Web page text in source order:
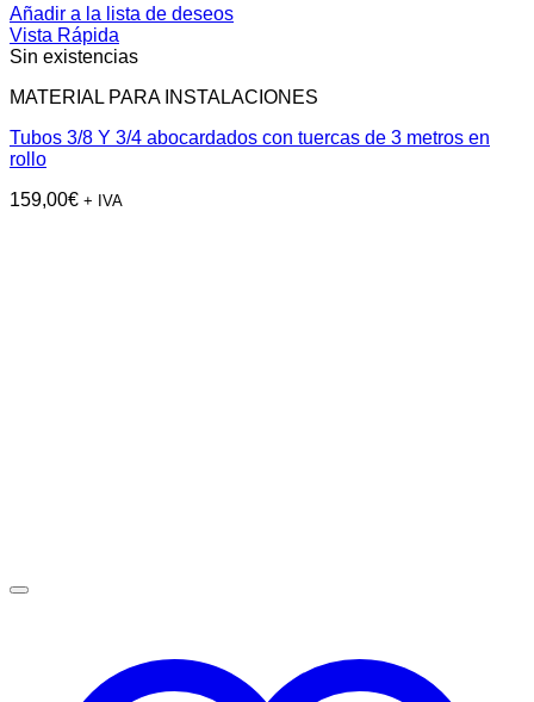
Añadir a la lista de deseos
Vista Rápida
Sin existencias
MATERIAL PARA INSTALACIONES
Tubos 3/8 Y 3/4 abocardados con tuercas de 3 metros en
rollo
159,00€ + IVA